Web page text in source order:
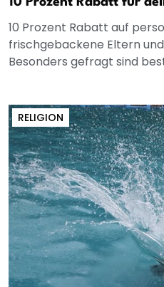
10 Prozent Rabatt auf
frischgebackene Eltern
Besonders gefragt sind
RELIGION